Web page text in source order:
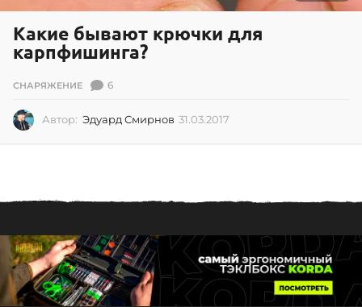
Какие бывают крючки для
карпфишинга?
СНАРЯЖЕНИЕ 6
Автор: Эдуард Смирнов 31.03.2017
7